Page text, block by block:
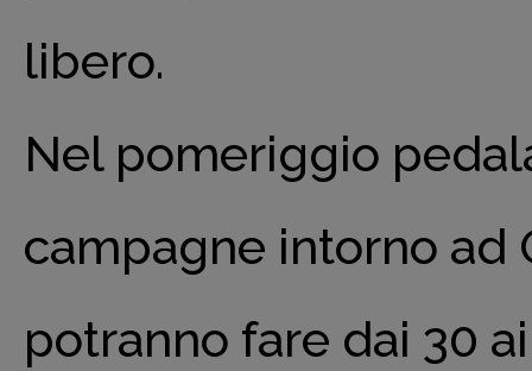
libero.
Nel pomeriggio
campagne intorno ad
potranno fare dai 30